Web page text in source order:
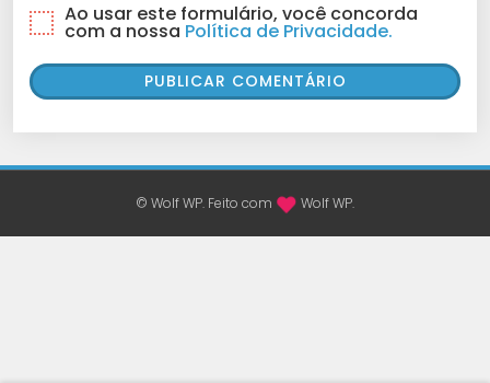
Ao usar este formulário, você concorda
com a nossa Política de Privacidade.
© Wolf WP. Feito com Wolf WP.